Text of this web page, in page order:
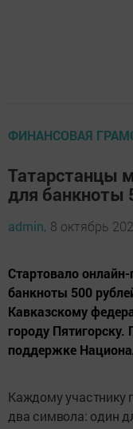
ФИНАНСОВАЯ
Татарстанцы
для банкноты
admin, 8 октябрь
Стартовало
банкноты 500
Кавказскому
городу Пятигорску.
поддержке
Каждому участнику
два символа: один